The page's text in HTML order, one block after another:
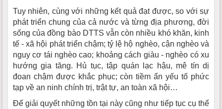
Tuy nhiên, cùng với những kết quả đạt được, so với sự
phát triển chung của cả nước và từng địa phương, đời
sống của đồng bào DTTS vẫn còn nhiều khó khăn, kinh
tế - xã hội phát triển chậm; tỷ lệ hộ nghèo, cận nghèo và
nguy cơ tái nghèo cao; khoảng cách giàu - nghèo có xu
hướng gia tăng. Hủ tục, tập quán lạc hậu, mê tín dị
đoan chậm được khắc phục; còn tiềm ẩn yếu tố phức
tạp về an ninh chính trị, trật tự, an toàn xã hội…
Để giải quyết những tồn tại này cũng như tiếp tục cụ thể